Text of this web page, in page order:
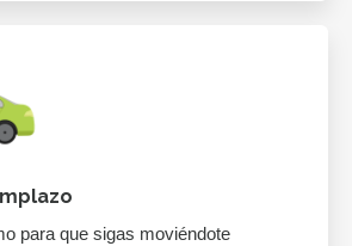
para que sigas moviéndote